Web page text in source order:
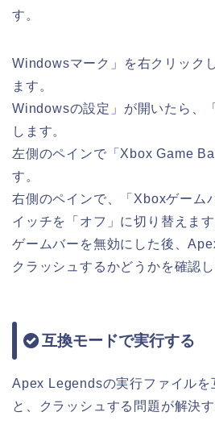
す。
Windowsマーク」を右クリック
ます。
Windowsの設定」が開いたら、
します。
左側のペインで「Xbox Game
す。
右側のペインで、「Xboxゲーム
イッチを「オフ」に切り替えます
ゲームバーを無効にした後、
クラッシュするかどうかを確認し
互換モードで実行する
Apex Legendsの実行ファイルを
と、クラッシュする問題が解決